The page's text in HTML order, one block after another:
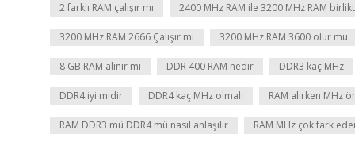
2 farklı RAM çalışır mı 2400 MHz RAM ile 3200 MHz RAM
3200 MHz RAM 2666 Çalışır mı 3200 MHz RAM 3600 olur mu
8 GB RAM alınır mı DDR 400 RAM nedir DDR3 kaç MHz
DDR4 iyi midir DDR4 kaç MHz olmalı RAM alırken MHz
RAM DDR3 mü DDR4 mü nasıl anlaşılır RAM MHz çok fark